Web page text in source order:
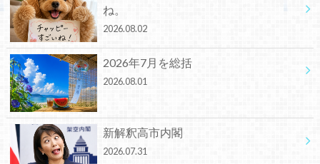
ね。
2026.08.02
2026年7月を総括
2026.08.01
新解釈高市内閣
2026.07.31